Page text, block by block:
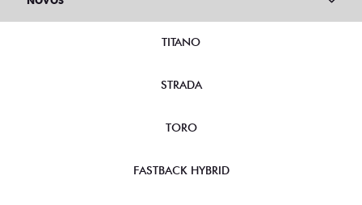
TITANO
STRADA
TORO
FASTBACK HYBRID